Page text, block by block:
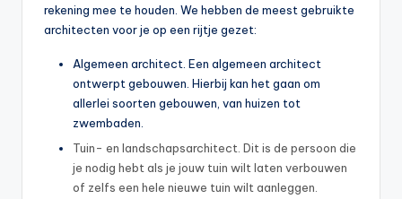
rekening mee te houden. We hebben de meest gebruikte
architecten voor je op een rijtje gezet:
Algemeen architect. Een algemeen architect
ontwerpt gebouwen. Hierbij kan het gaan om
allerlei soorten gebouwen, van huizen tot
zwembaden.
Tuin- en landschapsarchitect. Dit is de persoon die
je nodig hebt als je jouw tuin wilt laten verbouwen
of zelfs een hele nieuwe tuin wilt aanleggen.